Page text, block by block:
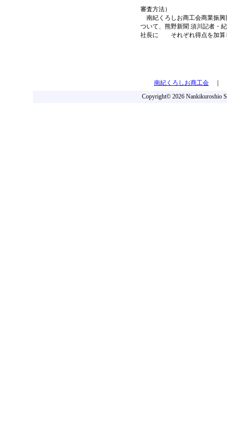
審査方法）
南紀くろしお商工会商業振興
ついて、熊野新聞 須川記者・
社長に それぞれ得点を加算
南紀くろしお商工会
Copyright© 2026 Nankikuroshio